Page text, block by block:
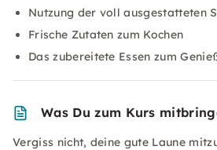
Nutzung der voll ausgestatteten
Frische Zutaten zum Kochen
Das zubereitete Essen zum
Was Du zum Kurs
Vergiss nicht, deine gute Laune